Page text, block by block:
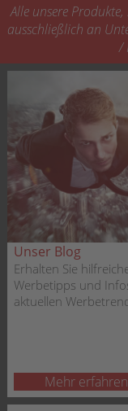
Alle unsere
ausschließlich an
/
Unser Blog
Erhalten Sie
Werbetipps und
aktuellen
Mehr